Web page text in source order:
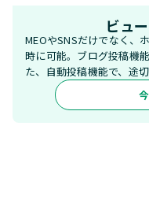
ビュ
MEOやSNSだけでなく、
時に可能。ブログ投稿機
た、自動投稿機能で、途